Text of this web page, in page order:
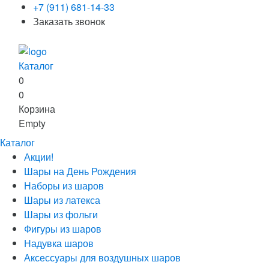
+7 (911) 681-14-33
Заказать звонок
Каталог
0
0
Корзина
Empty
Каталог
Акции!
Шары на День Рождения
Наборы из шаров
Шары из латекса
Шары из фольги
Фигуры из шаров
Надувка шаров
Аксессуары для воздушных шаров